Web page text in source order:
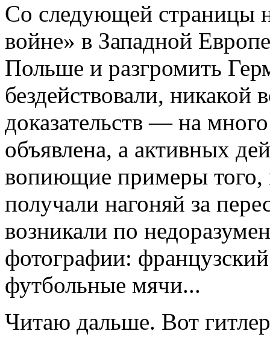
Со следующей страницы
войне» в Западной
Польше и разгромить
бездействовали,
доказательств — на
объявлена, а активных
вопиющие примеры того,
получали нагоняй за
возникали по
фотографии: французский
футбольные мячи...
Читаю дальше. Вот